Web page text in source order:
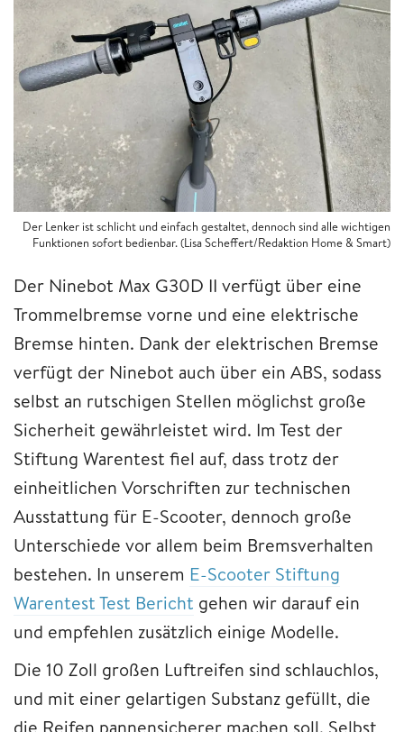
Der Lenker ist schlicht und einfach gestaltet, dennoch sind alle wichtigen
Funktionen sofort bedienbar. (Lisa Scheffert/Redaktion Home & Smart)
Der Ninebot Max G30D II verfügt über eine
Trommelbremse vorne und eine elektrische
Bremse hinten. Dank der elektrischen Bremse
verfügt der Ninebot auch über ein ABS, sodass
selbst an rutschigen Stellen möglichst große
Sicherheit gewährleistet wird. Im Test der
Stiftung Warentest fiel auf, dass trotz der
einheitlichen Vorschriften zur technischen
Ausstattung für E-Scooter, dennoch große
Unterschiede vor allem beim Bremsverhalten
bestehen. In unserem E-Scooter Stiftung
Warentest Test Bericht gehen wir darauf ein
und empfehlen zusätzlich einige Modelle.
Die 10 Zoll großen Luftreifen sind schlauchlos,
und mit einer gelartigen Substanz gefüllt, die
die Reifen pannensicherer machen soll. Selbst